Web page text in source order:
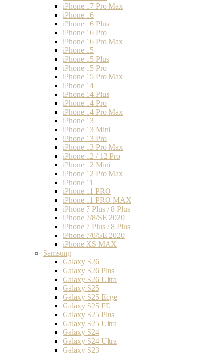
iPhone 17 Pro Max
iPhone 16
iPhone 16 Plus
iPhone 16 Pro
iPhone 16 Pro Max
iPhone 15
iPhone 15 Plus
iPhone 15 Pro
iPhone 15 Pro Max
iPhone 14
iPhone 14 Plus
iPhone 14 Pro
iPhone 14 Pro Max
iPhone 13
iPhone 13 Mini
iPhone 13 Pro
iPhone 13 Pro Max
iPhone 12 / 12 Pro
iPhone 12 Mini
iPhone 12 Pro Max
iPhone 11
iPhone 11 PRO
iPhone 11 PRO MAX
iPhone 7 Plus / 8 Plus
iPhone 7/8/SE 2020
iPhone 7 Plus / 8 Plus
iPhone 7/8/SE 2020
iPhone XS MAX
Samsung
Galaxy S26
Galaxy S26 Plus
Galaxy S26 Ultra
Galaxy S25
Galaxy S25 Edge
Galaxy S25 FE
Galaxy S25 Plus
Galaxy S25 Ultra
Galaxy S24
Galaxy S24 Ultra
Galaxy S23